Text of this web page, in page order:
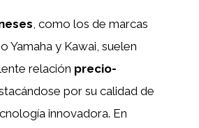
, como los de marcas
Yamaha y Kawai, suelen
relación precio-
por su calidad de
innovadora. En